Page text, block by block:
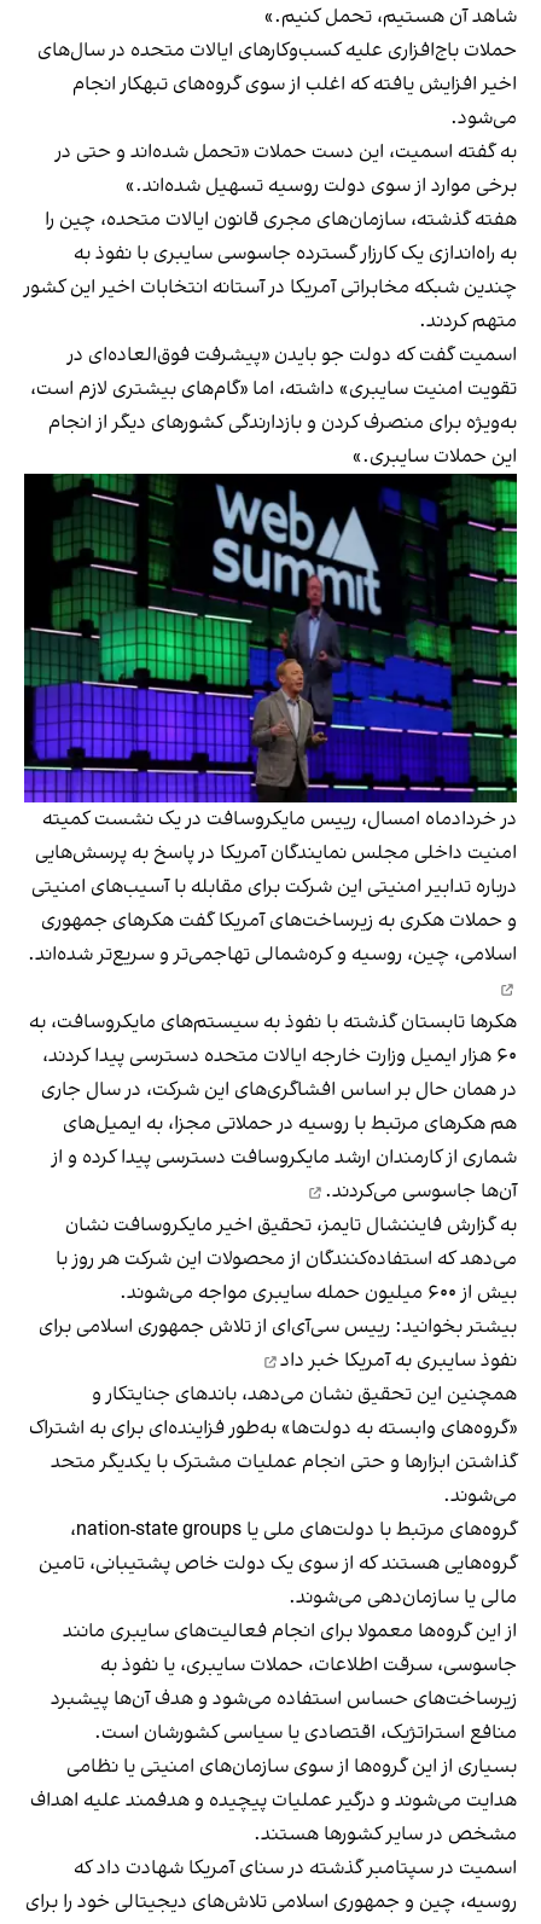
شاهد آن هستیم، تحمل کنیم.»
حملات باج‌افزاری علیه کسب‌وکارهای ایالات متحده در سال‌های
اخیر افزایش یافته که اغلب از سوی گروه‌های تبهکار انجام
می‌شود.
به گفته اسمیت، این دست حملات «تحمل شده‌اند و حتی در
برخی موارد از سوی دولت روسیه تسهیل شده‌اند.»
هفته گذشته، سازمان‌های مجری قانون ایالات متحده، چین را
به راه‌اندازی یک کارزار گسترده جاسوسی سایبری با نفوذ به
چندین شبکه مخابراتی آمریکا در آستانه انتخابات اخیر این کشور
متهم کردند.
اسمیت گفت که دولت جو بایدن «پیشرفت فوق‌العاده‌ای در
تقویت امنیت سایبری» داشته، اما «گام‌های بیشتری لازم است،
به‌ویژه برای منصرف کردن و بازدارندگی کشورهای دیگر از انجام
این حملات سایبری.»
در خردادماه امسال، رییس مایکروسافت در یک نشست کمیته
امنیت داخلی مجلس نمایندگان آمریکا در پاسخ به پرسش‌هایی
درباره تدابیر امنیتی این شرکت برای مقابله با آسیب‌های امنیتی
و حملات هکری به زیرساخت‌های آمریکا گفت هکرهای جمهوری
اسلامی، چین، روسیه و کره‌شمالی تهاجمی‌تر و سریع‌تر شده‌اند.
هکرها تابستان گذشته با نفوذ به سیستم‌های مایکروسافت، به
۶۰ هزار ایمیل وزارت خارجه ایالات متحده دسترسی پیدا کردند،
در همان حال بر اساس افشاگری‌های این شرکت، در سال جاری
هم هکرهای مرتبط با روسیه در حملاتی مجزا، به ایمیل‌های
شماری از کارمندان ارشد مایکروسافت دسترسی پیدا کرده و از
آن‌ها جاسوسی می‌کردند.
به گزارش فایننشال تایمز، تحقیق اخیر مایکروسافت نشان
می‌دهد که استفاده‌کنندگان از محصولات این شرکت هر روز با
بیش از ۶۰۰ میلیون حمله سایبری مواجه می‌شوند.
بیشتر بخوانید: رییس سی‌آی‌ای از تلاش جمهوری اسلامی برای
نفوذ سایبری به آمریکا خبر داد
همچنین این تحقیق نشان می‌دهد، باندهای جنایتکار و
«گروه‌های وابسته به دولت‌ها» به‌طور فزاینده‌ای برای به اشتراک
گذاشتن ابزارها و حتی انجام عملیات مشترک با یکدیگر متحد
می‌شوند.
گروه‌های مرتبط با دولت‌های ملی یا nation-state groups،
گروه‌هایی هستند که از سوی یک دولت خاص پشتیبانی، تامین
مالی یا سازمان‌دهی می‌شوند.
از این گروه‌ها معمولا برای انجام فعالیت‌های سایبری مانند
جاسوسی، سرقت اطلاعات، حملات سایبری، یا نفوذ به
زیرساخت‌های حساس استفاده می‌شود و هدف آن‌ها پیشبرد
منافع استراتژیک، اقتصادی یا سیاسی کشورشان است.
بسیاری از این گروه‌ها از سوی سازمان‌های امنیتی یا نظامی
هدایت می‌شوند و درگیر عملیات پیچیده و هدفمند علیه اهداف
مشخص در سایر کشورها هستند.
اسمیت در سپتامبر گذشته در سنای آمریکا شهادت داد که
روسیه، چین و جمهوری اسلامی تلاش‌های دیجیتالی خود را برای